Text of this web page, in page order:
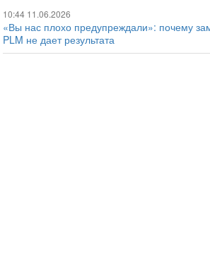
10:44 11.06.2026
«Вы нас плохо предупреждали»: почему
PLM не дает результата